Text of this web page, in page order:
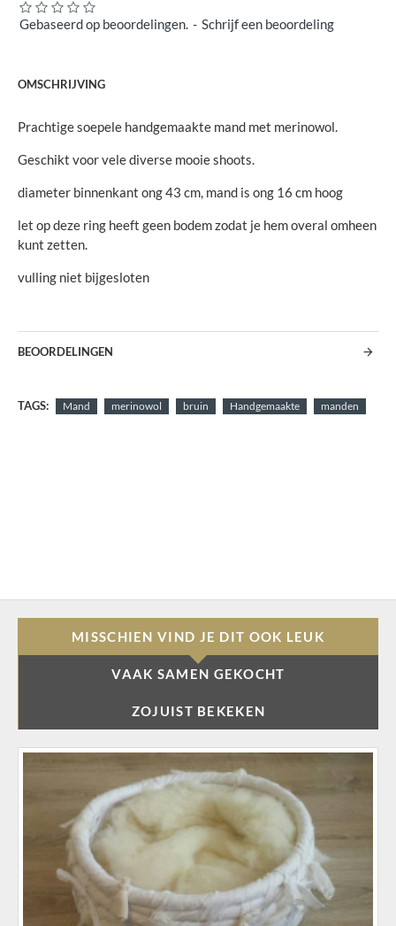
Gebaseerd op beoordelingen. - Schrijf een beoordeling
OMSCHRIJVING
Prachtige soepele handgemaakte mand met merinowol.
Geschikt voor vele diverse mooie shoots.
diameter binnenkant ong 43 cm, mand is ong 16 cm hoog
let op deze ring heeft geen bodem zodat je hem overal omheen
kunt zetten.
vulling niet bijgesloten
BEOORDELINGEN
TAGS: Mand merinowol bruin Handgemaakte manden
MISSCHIEN VIND JE DIT OOK LEUK
VAAK SAMEN GEKOCHT
ZOJUIST BEKEKEN